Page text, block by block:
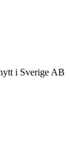
i Sverige AB